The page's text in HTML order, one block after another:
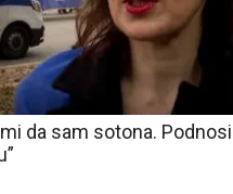
mi da sam sotona.